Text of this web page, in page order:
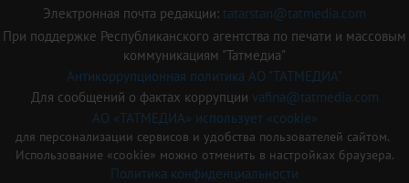
Электронная почта редакции: tatarstan@tatmedia.com
При поддержке Республиканского агентства по печати и массовым
коммуникациям "Татмедиа"
Антикоррупционная политика АО "ТАТМЕДИА"
Для сообщений о фактах коррупции vafina@tatmedia.com
АО «ТАТМЕДИА» использует «cookie»
для персонализации сервисов и удобства пользователей сайтом.
Использование «cookie» можно отменить в настройках браузера.
Политика конфиденциальности